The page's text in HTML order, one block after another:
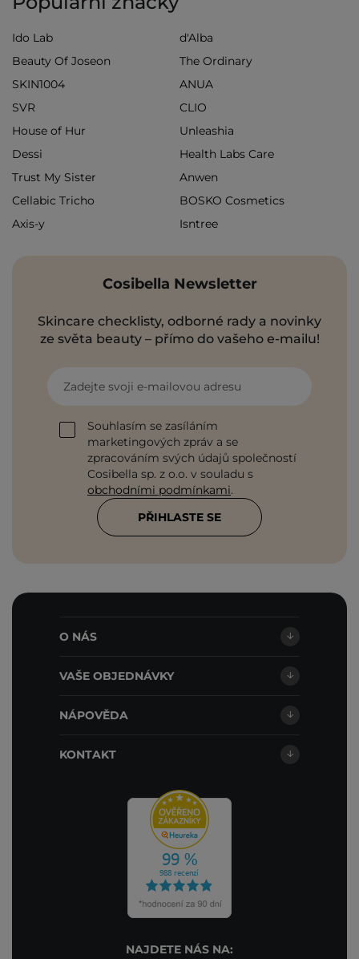
Ido Lab
d'Alba
Beauty Of Joseon
The Ordinary
SKIN1004
ANUA
SVR
CLIO
House of Hur
Unleashia
Dessi
Health Labs Care
Trust My Sister
Anwen
Cellabic Tricho
BOSKO Cosmetics
Axis-y
Isntree
Cosibella Newsletter
Skincare checklisty, odborné rady a novinky
ze světa beauty – přímo do vašeho e-mailu!
Zadejte svoji e-mailovou adresu
Souhlasím se zasíláním
marketingových zpráv a se
zpracováním svých údajů společností
Cosibella sp. z o.o. v souladu s
obchodními podmínkami.
PŘIHLASTE SE
O NÁS
VAŠE OBJEDNÁVKY
NÁPOVĚDA
KONTAKT
NAJDETE NÁS NA: